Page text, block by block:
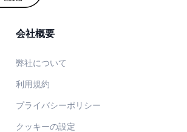
会社概要
弊社について
利用規約
プライバシーポリシー
クッキーの設定